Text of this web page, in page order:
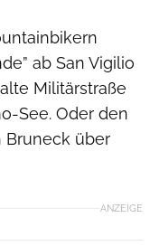
ab San Vigilio
Militärstraße
See. Oder den
Bruneck über
ANZEIGE